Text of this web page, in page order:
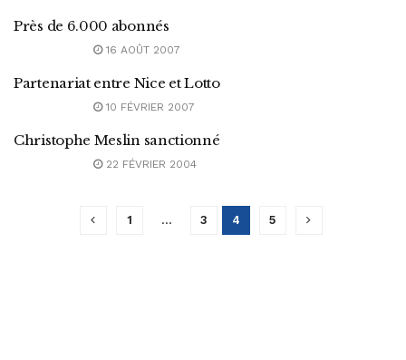
Près de 6.000 abonnés
16 AOÛT 2007
Partenariat entre Nice et Lotto
10 FÉVRIER 2007
Christophe Meslin sanctionné
22 FÉVRIER 2004
1 … 3 4 5